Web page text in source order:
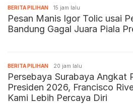
BERITA PILIHAN 15 jam lalu
Pesan Manis Igor Tolic usai
Bandung Gagal Juara Piala
BERITA PILIHAN 20 jam lalu
Persebaya Surabaya Angkat
Presiden 2026, Francisco
Kami Lebih Percaya Diri